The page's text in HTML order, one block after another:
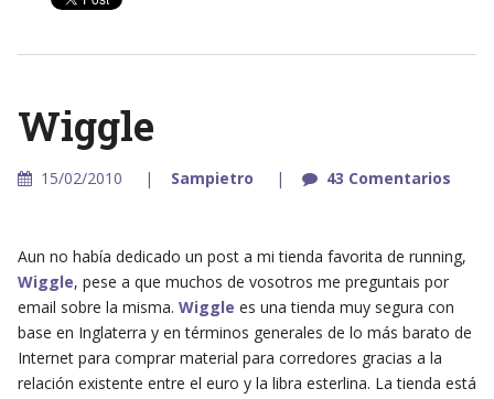
Wiggle
15/02/2010 Sampietro 43 Comentarios
Aun no había dedicado un post a mi tienda favorita de running,
Wiggle, pese a que muchos de vosotros me preguntais por
email sobre la misma. Wiggle es una tienda muy segura con
base en Inglaterra y en términos generales de lo más barato de
Internet para comprar material para corredores gracias a la
relación existente entre el euro y la libra esterlina. La tienda está